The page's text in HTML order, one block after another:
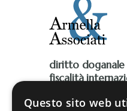
diritto
fiscalità
Iva, accise,
contenzioso
Questo sito web